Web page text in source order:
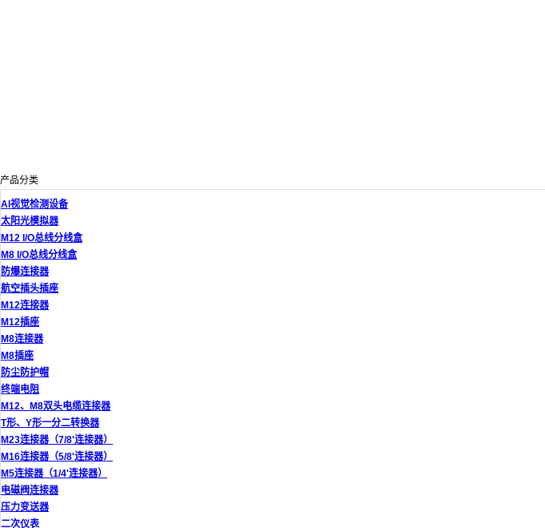
产品分类
AI视觉检测设备
太阳光模拟器
M12 I/O总线分线盒
M8 I/O总线分线盒
防爆连接器
航空插头插座
M12连接器
M12插座
M8连接器
M8插座
防尘防护帽
终端电阻
M12、M8双头电缆连接器
T形、Y形一分二转换器
M23连接器（7/8'连接器）
M16连接器（5/8'连接器）
M5连接器（1/4'连接器）
电磁阀连接器
压力变送器
二次仪表